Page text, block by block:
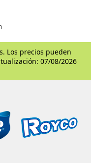
Los precios pueden
07/08/2026